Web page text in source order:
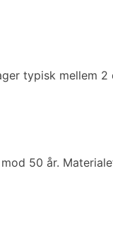
typisk mellem
50 år.